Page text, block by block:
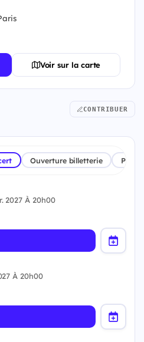
Voir sur la carte
CONTRIBUER
Ouverture billetterie
2027 À 20h00
À 20h00